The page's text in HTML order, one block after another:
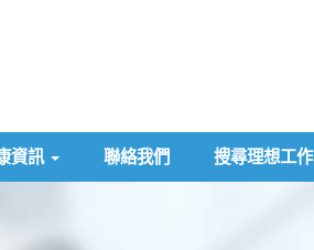
資訊 聯絡我們 搜尋理想工作